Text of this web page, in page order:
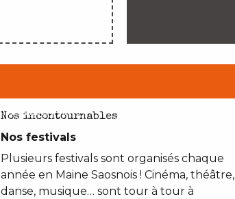
AVEC LES ENFANTS
Nos incontournables
Nos festivals
Plusieurs festivals sont organisés chaque
année en Maine Saosnois ! Cinéma, théâtre,
danse, musique… sont tour à tour à